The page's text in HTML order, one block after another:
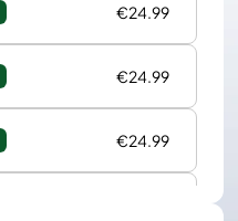
€24.99
€24.99
€24.99